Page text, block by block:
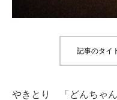
記事のタイ
やきとり 「どんちゃん